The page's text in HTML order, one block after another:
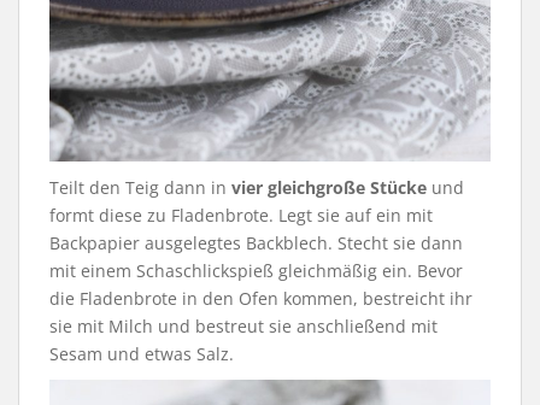
Teilt den Teig dann in vier gleichgroße Stücke und
formt diese zu Fladenbrote. Legt sie auf ein mit
Backpapier ausgelegtes Backblech. Stecht sie dann
mit einem Schaschlickspieß gleichmäßig ein. Bevor
die Fladenbrote in den Ofen kommen, bestreicht ihr
sie mit Milch und bestreut sie anschließend mit
Sesam und etwas Salz.